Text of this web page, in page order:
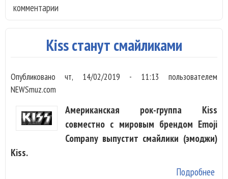
комментарии
Kiss станут смайликами
Опубликованочт, 14/02/2019 - 11:13 пользователем
NEWSmuz.com
Американская рок-группа Kiss
совместно с мировым брендом Emoji
Company выпустит смайлики (эмоджи)
Kiss.
Подробнее